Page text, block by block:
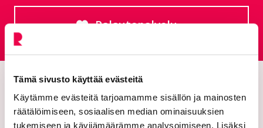
Tämä sivusto käyttää evästeitä
Käytämme evästeitä tarjoamamme sisällön ja mainosten
räätälöimiseen, sosiaalisen median ominaisuuksien
tukemiseen ja kävijämäärämme analysoimiseen. Lisäksi
Palautepalvelu